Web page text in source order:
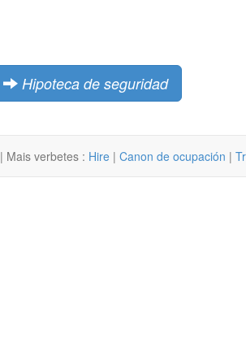
Hipoteca de seguridad
| Mais verbetes : Hire | Canon de ocupación |